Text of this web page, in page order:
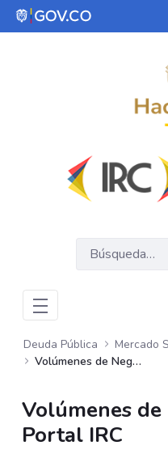
Saltar al contenido principal
Deuda Pública
Mercado
Volúmenes de Negociación
Volúmenes
Portal IRC